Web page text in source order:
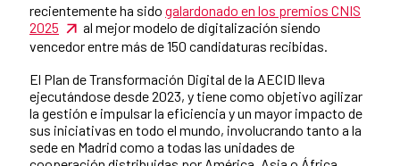
recientemente ha sido galardonado en los premios CNIS
2025
al mejor modelo de digitalización siendo
vencedor entre más de 150 candidaturas recibidas.
El Plan de Transformación Digital de la AECID lleva
ejecutándose desde 2023, y tiene como objetivo agilizar
la gestión e impulsar la eficiencia y un mayor impacto de
sus iniciativas en todo el mundo, involucrando tanto a la
sede en Madrid como a todas las unidades de